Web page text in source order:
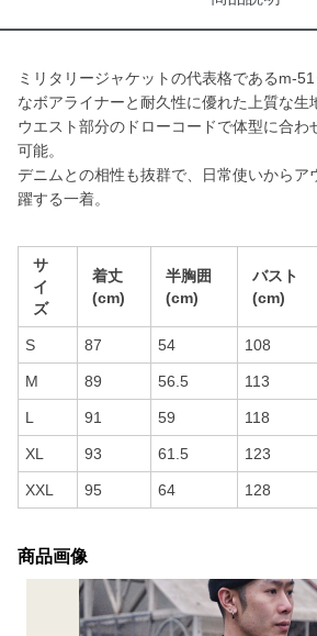
ミリタリージャケットの代表格であるm-
なボアライナーと耐久性に優れた上質な生
ウエスト部分のドローコードで体型に合わ
可能。
デニムとの相性も抜群で、日常使いからア
躍する一着。
サ
イ
ズ
着丈
(cm)
半胸囲
(cm)
バスト
(cm)
S 87 54 108
M 89 56.5 113
L 91 59 118
XL 93 61.5 123
XXL 95 64 128
商品画像